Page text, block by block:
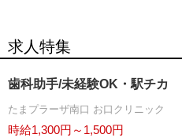
求人特集
歯科助手/未経験OK・駅チカ
たまプラーザ南口 お口クリニック
時給1,300円～1,500円